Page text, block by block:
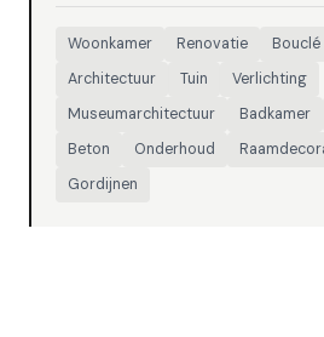
Woonkamer Renovatie Bouclé
Architectuur
Tuin
Verlichting
Museumarchitectuur
Badkamer
Beton
Onderhoud
Gordijnen